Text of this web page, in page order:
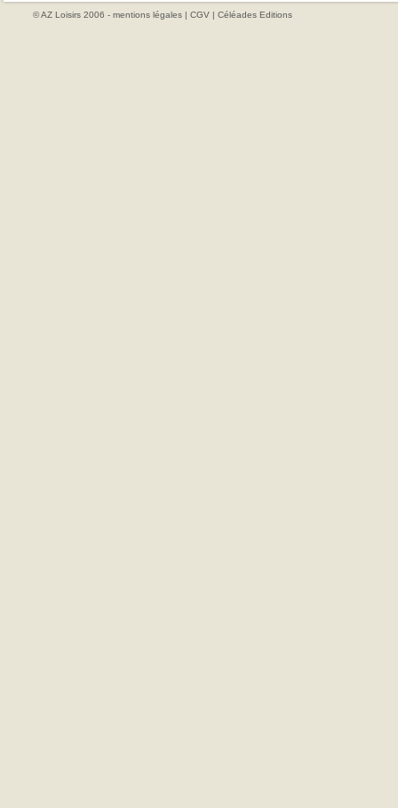
© AZ Loisirs 2006 - mentions légales | CGV | Céléades Editions